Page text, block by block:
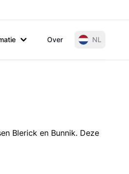
Over NL
Blerick en Bunnik. Deze